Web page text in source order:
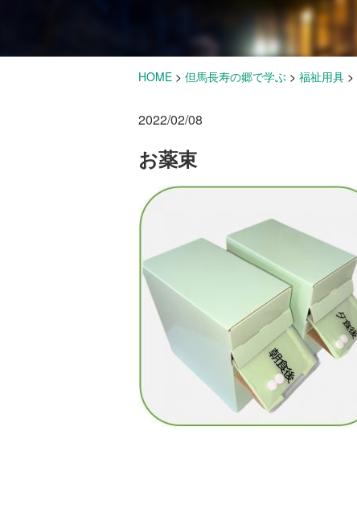
HOME > 但馬長寿の郷で学ぶ > 福祉用具 >
2022/02/08
お薬束